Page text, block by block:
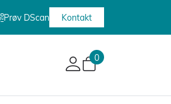
Prøv DScan Kontakt
0